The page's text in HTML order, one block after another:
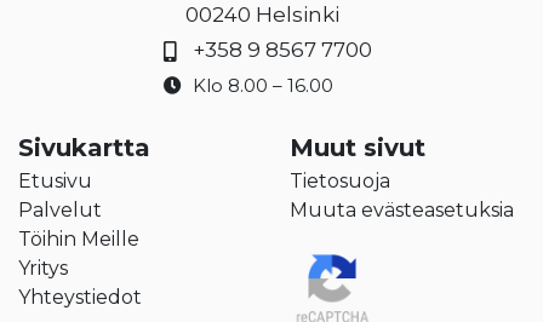
00240 Helsinki
+358 9 8567 7700
Klo 8.00 – 16.00
Sivukartta
Etusivu
Palvelut
Töihin Meille
Yritys
Yhteystiedot
Muut sivut
Tietosuoja
Muuta evästeasetuksia